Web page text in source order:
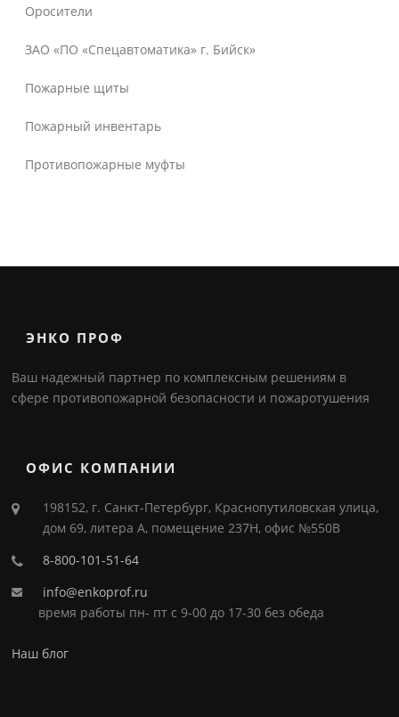
Оросители
ЗАО «ПО «Спецавтоматика» г. Бийск»
Пожарные щиты
Пожарный инвентарь
Противопожарные муфты
ЭНКО ПРОФ
Ваш надежный партнер по комплексным решениям в
сфере противопожарной безопасности и пожаротушения
ОФИС КОМПАНИИ
198152, г. Санкт-Петербург, Краснопутиловская улица,
дом 69, литера А, помещение 237Н, офис №550В
8-800-101-51-64
info@enkoprof.ru
время работы пн- пт с 9-00 до 17-30 без обеда
Наш блог